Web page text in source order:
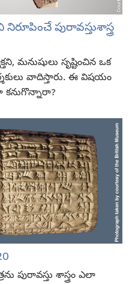
పురావస్తుశాస్త్ర
మనుషులు సృష్టించిన ఒక
వాదిస్తారు. ఈ విషయం
కనుగొన్నారా?
పురావస్తు శాస్త్రం ఎలా